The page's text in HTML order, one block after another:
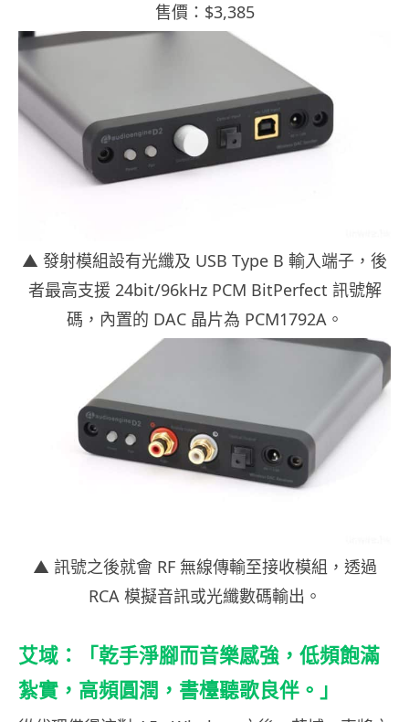
售價：$3,385
▲ 發射模組設有光纖及 USB Type B 輸入端子，後
者最高支援 24bit/96kHz PCM BitPerfect 訊號解
碼，內置的 DAC 晶片為 PCM1792A。
▲ 訊號之後就會 RF 無線傳輸至接收模組，透過
RCA 模擬音訊或光纖數碼輸出。
艾域：「乾手淨腳而音樂感強，低頻飽滿
紮實，高頻圓潤，書檯聽歌良伴。」